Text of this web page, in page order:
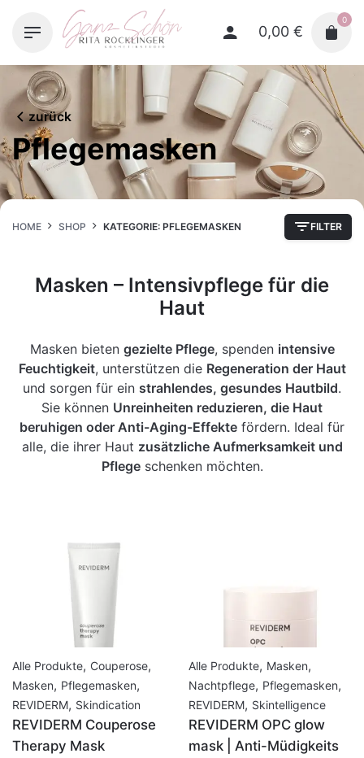
0,00 €
0
zurück
Pflegemasken
HOME SHOP KATEGORIE: PFLEGEMASKEN FILTER
Masken – Intensivpflege für die
Haut
Masken bieten gezielte Pflege, spenden intensive
Feuchtigkeit, unterstützen die Regeneration der Haut
und sorgen für ein strahlendes, gesundes Hautbild.
Sie können Unreinheiten reduzieren, die Haut
beruhigen oder Anti-Aging-Effekte fördern. Ideal für
alle, die ihrer Haut zusätzliche Aufmerksamkeit und
Pflegeschenken möchten.
Alle Produkte, Couperose,
Masken, Pflegemasken,
REVIDERM, Skindication
REVIDERM Couperose
Therapy Mask
Alle Produkte, Masken,
Nachtpflege, Pflegemasken,
REVIDERM, Skintelligence
REVIDERM OPC glow
mask | Anti-Müdigkeits